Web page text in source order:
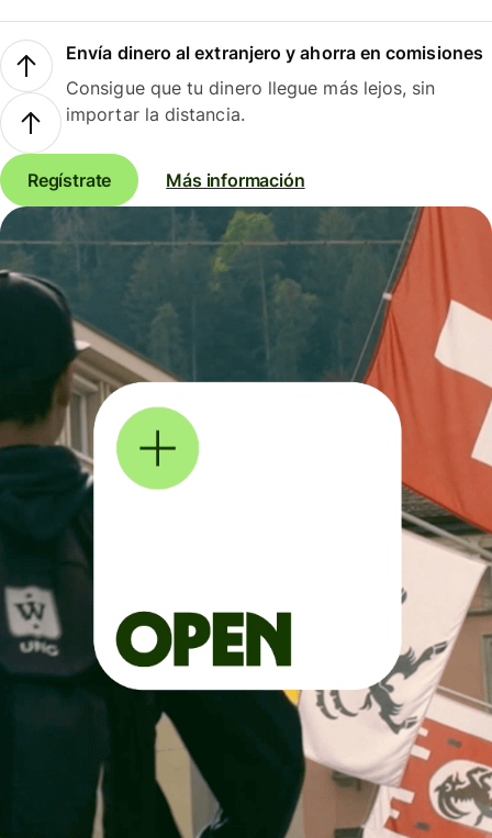
Envía dinero al extranjero y ahorra en comisiones
Consigue que tu dinero llegue más lejos, sin
importar la distancia.
Regístrate Más información